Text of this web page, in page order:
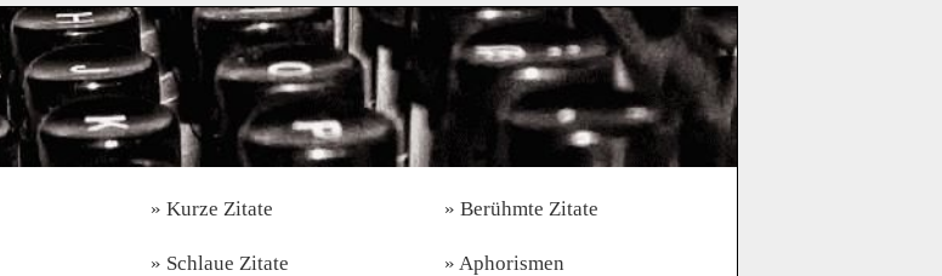
Kurze Zitate Berühmte Zitate
Schlaue Zitate Aphorismen